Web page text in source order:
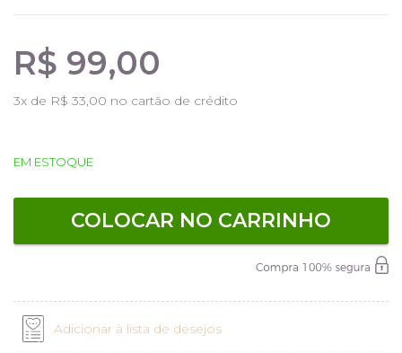
R$ 99,00
3x de R$ 33,00 no cartão de crédito
EM ESTOQUE
COLOCAR NO CARRINHO
Adicionar à lista de desejos